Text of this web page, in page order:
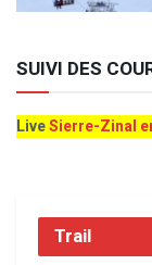
SUIVI DES
LiveSierre-Zinal
Trail